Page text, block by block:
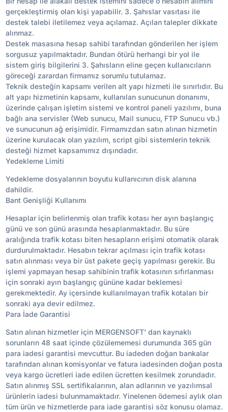
gerçekleştirmiş olan kişi yapabilir. 3. Şahıslar vasıtası ile
destek talebi iletilemez veya açılamaz. Açılan talepler dikkate
alınmaz.
Destek masasına hesap sahibi tarafından gönderilen her işlem
sorgusuz yapılmaktadır. Bundan ötürü herhangi bir yol ile
sistem giriş bilgilerini 3. Şahısların eline geçen kullanıcıların
göreceği zarardan firmamız sorumlu tutulamaz.
Teknik desteğin kapsamı verilen alt yapı hizmeti ile sınırlıdır. Bu
alt yapı hizmetinin kapsamı, kullanılan sunucunun donanımı,
üzerinde çalışan işletim sistemi ve kontrol paneli yazılımı, buna
bağlı ana servisler (Web sunucu, Mail sunucu, FTP Sunucu vb.)
ve sunucunun ağ erişimidir. Firmamızdan satın alınan hizmetin
üzerine kurulacak olan yazılım, script gibi sistemlerin teknik
desteği hizmet kapsamımız dışındadır.
Yedekleme Limiti
Yedekleme dosyalarının boyutu kullanıcının disk alanına
dahildir.
Bant Genişliği Kullanımı
Hesaplar için belirlenmiş olan trafik kotası her ayın başlangıç
günü ve son günü arasında hesaplanmaktadır. Bu süre
aralığında trafik kotası biten hesapların erişimi otomatik olarak
durdurulmaktadır. Hesabın tekrar açılması için trafik kotası
satın alınması veya bir üst pakete geçiş yapılması gerekir. Bu
işlemi yapmayan hesap sahibinin trafik kotasının sıfırlanması
için sonraki ayın başlangıç gününe kadar beklemesi
gerekmektedir. Ay içersinde kullanılmayan trafik kotaları bir
sonraki aya devir edilmez.
Para İade Garantisi
Satın alınan hizmetler için MERGENSOFT' dan kaynaklı
sorunların 48 saat içinde çözülememesi durumunda 365 gün
para iadesi garantisi mevcuttur. Bu iadeden doğan bankalar
tarafından alınan komisyonlar ve fatura iadesinden doğan posta
veya kargo ücretleri iade edilen ücretten kesilmek zorundadır.
Satın alınmış SSL sertifikalarının, alan adlarının ve yazılımsal
ürünlerin iadesi bulunmamaktadır. Yinelenen ödemesi aylık olan
tüm ürün ve hizmetlerde para iade garantisi söz konusu olamaz.